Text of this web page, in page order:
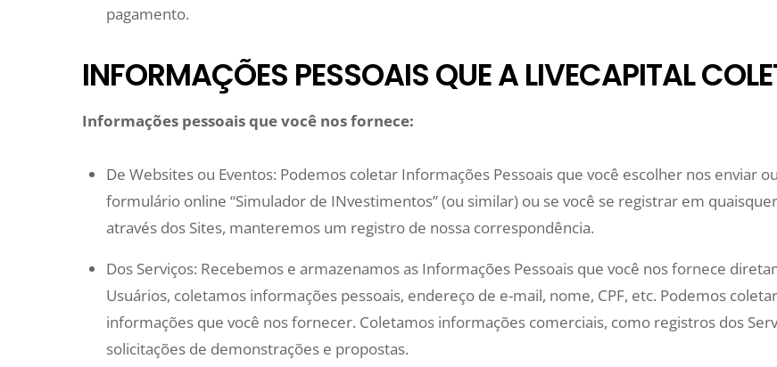
pagamento.
INFORMAÇÕES PESSOAIS QUE A LIVECAPITAL
Informações pessoais que você nos fornece:
De Websites ou Eventos: Podemos coletar Informações Pessoais que você escolher nos enviar
formulário online “Simulador de INvestimentos” (ou similar) ou se você se registrar em
através dos Sites, manteremos um registro de nossa correspondência.
Dos Serviços: Recebemos e armazenamos as Informações Pessoais que você nos fornece
Usuários, coletamos informações pessoais, endereço de e-mail, nome, CPF, etc. Podemos
informações que você nos fornecer. Coletamos informações comerciais, como registros dos
solicitações de demonstrações e propostas.